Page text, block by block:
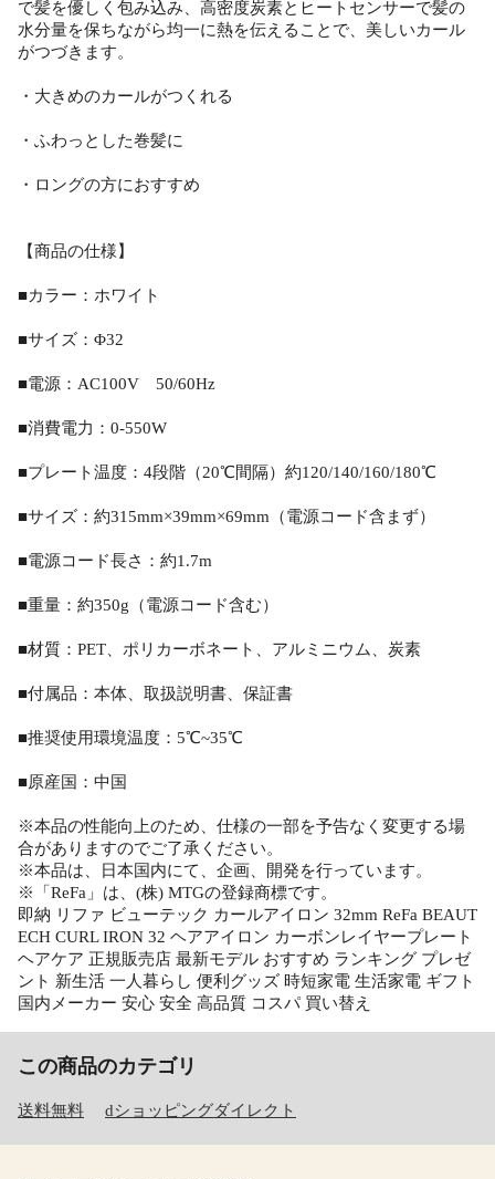
で髪を優しく包み込み、高密度炭素とヒートセンサーで髪の
水分量を保ちながら均一に熱を伝えることで、美しいカール
がつづきます。
・大きめのカールがつくれる
・ふわっとした巻髪に
・ロングの方におすすめ
【商品の仕様】
■カラー：ホワイト
■サイズ：Φ32
■電源：AC100V 50/60Hz
■消費電力：0-550W
■プレート温度：4段階（20℃間隔）約120/140/160/180℃
■サイズ：約315mm×39mm×69mm（電源コード含まず）
■電源コード長さ：約1.7m
■重量：約350g（電源コード含む）
■材質：PET、ポリカーボネート、アルミニウム、炭素
■付属品：本体、取扱説明書、保証書
■推奨使用環境温度：5℃~35℃
■原産国：中国
※本品の性能向上のため、仕様の一部を予告なく変更する場
合がありますのでご了承ください。
※本品は、日本国内にて、企画、開発を行っています。
※「ReFa」は、(株) MTGの登録商標です。
即納 リファ ビューテック カールアイロン 32mm ReFa BEAUT
ECH CURL IRON 32 ヘアアイロン カーボンレイヤープレート
ヘアケア 正規販売店 最新モデル おすすめ ランキング プレゼ
ント 新生活 一人暮らし 便利グッズ 時短家電 生活家電 ギフト
国内メーカー 安心 安全 高品質 コスパ 買い替え
この商品のカテゴリ
送料無料 dショッピングダイレクト